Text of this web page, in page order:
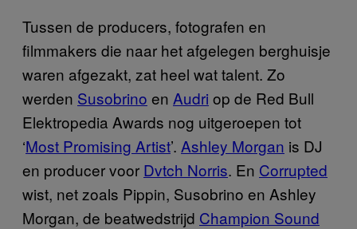
Tussen de producers, fotografen en
filmmakers die naar het afgelegen berghuisje
waren afgezakt, zat heel wat talent. Zo
werden Susobrino en Audri op de Red Bull
Elektropedia Awards nog uitgeroepen tot
‘Most Promising Artist’. Ashley Morgan is DJ
en producer voor Dvtch Norris. En Corrupted
wist, net zoals Pippin, Susobrino en Ashley
Morgan, de beatwedstrijd Champion Sound